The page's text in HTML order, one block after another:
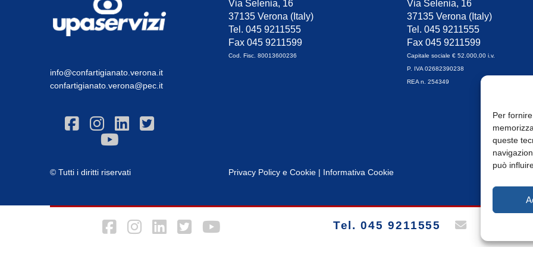
Per
queste
può
info@confartigianato.verona.it
confartigianato.verona@pec.it
Via Selenia, 16
37135 Verona (Italy)
Tel. 045 9211555
Fax 045 9211599
Cod. Fisc. 80013600236
Via Selenia, 16
37135 Verona (Italy)
Tel. 045 9211555
Fax 045 9211599
Capitale sociale € 52.000,00 i.v.
P. IVA 02682390238
REA n. 254349
© Tutti i diritti riservati Privacy Policy e Cookie | Informativa Cookie
Tel. 045 9211555